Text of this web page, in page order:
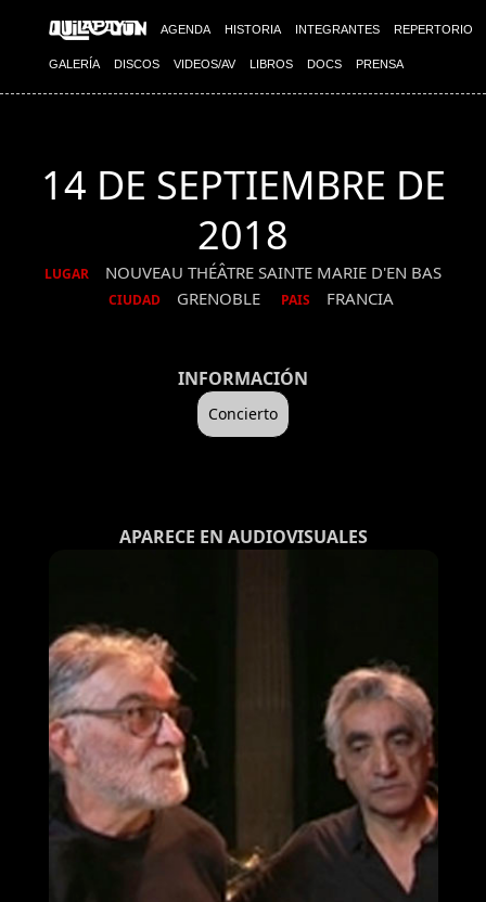
AGENDA HISTORIA INTEGRANTES REPERTORIO
GALERÍA DISCOS VIDEOS/AV LIBROS DOCS PRENSA
14 DE SEPTIEMBRE DE
2018
LUGAR NOUVEAU THÉÂTRE SAINTE MARIE D'EN BAS
CIUDAD GRENOBLE PAIS FRANCIA
INFORMACIÓN
Concierto
APARECE EN AUDIOVISUALES